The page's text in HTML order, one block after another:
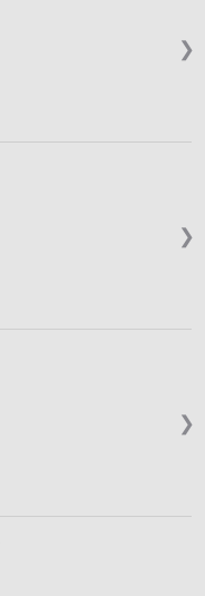
❯
❯
❯